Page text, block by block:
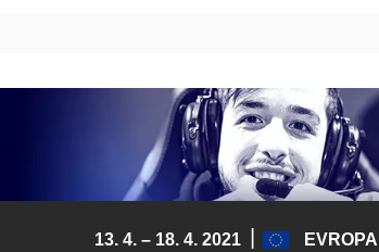
13. 4. – 18. 4. 2021 EVROPA